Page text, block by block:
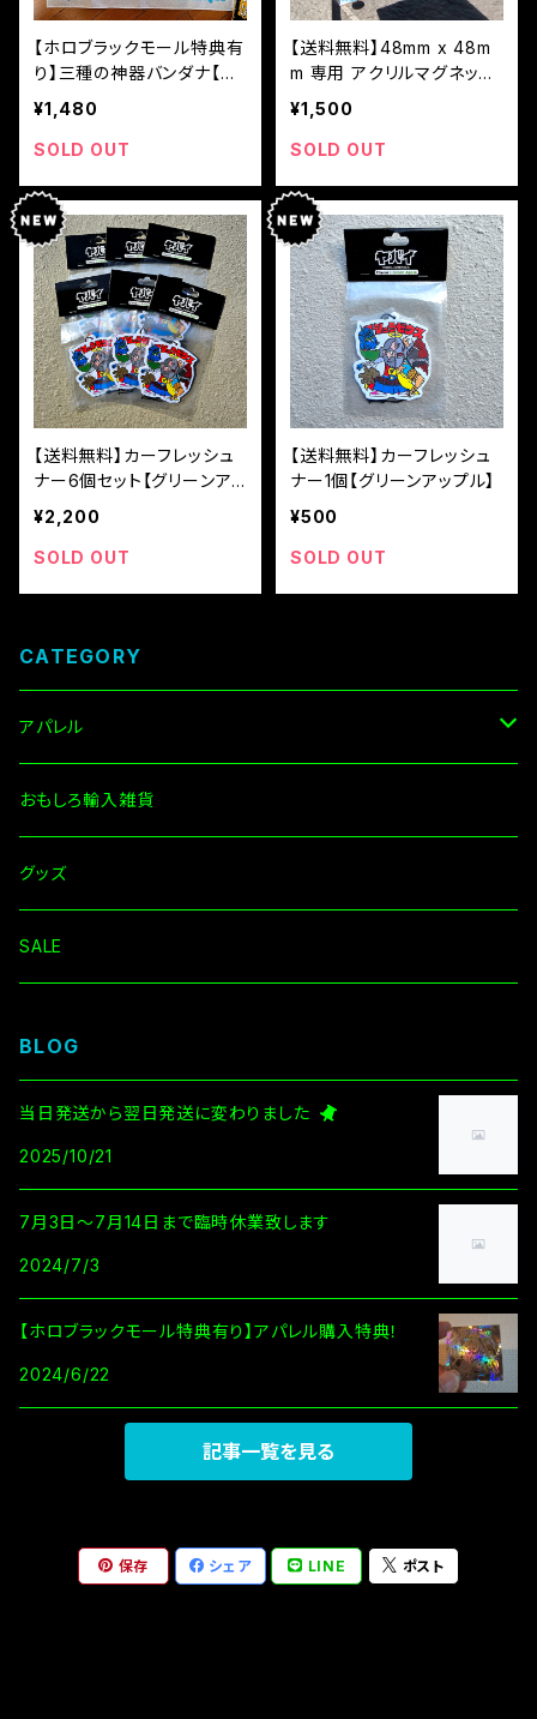
【ホロブラックモール特典有
り】三種の神器バンダナ【送
料無料】
¥1,480
SOLD OUT
【送料無料】48mm x 48m
m 専用 アクリルマグネット
フォトフレーム【特注品】
¥1,500
SOLD OUT
【送料無料】カーフレッシュ
ナー6個セット【グリーンアッ
プル】
¥2,200
SOLD OUT
【送料無料】カーフレッシュ
ナー1個【グリーンアップル】
¥500
SOLD OUT
CATEGORY
アパレル
Tシャツ
長袖
その他
おもしろ輸入雑貨
グッズ
SALE
BLOG
当日発送から翌日発送に変わりました
2025/10/21
7月3日～7月14日まで臨時休業致します
2024/7/3
【ホロブラックモール特典有り】アパレル購入特典！
2024/6/22
記事一覧を見る
保存 シェア LINE ポスト